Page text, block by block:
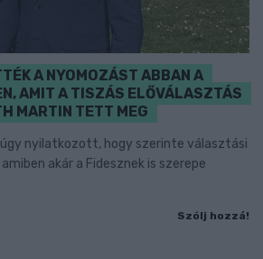
A NYOMOZÁST ABBAN A
AMIT A TISZÁS ELŐVÁLASZTÁS
MARTIN TETT MEG
nyilatkozott, hogy szerinte választási
akár a Fidesznek is szerepe
Szólj hozzá!